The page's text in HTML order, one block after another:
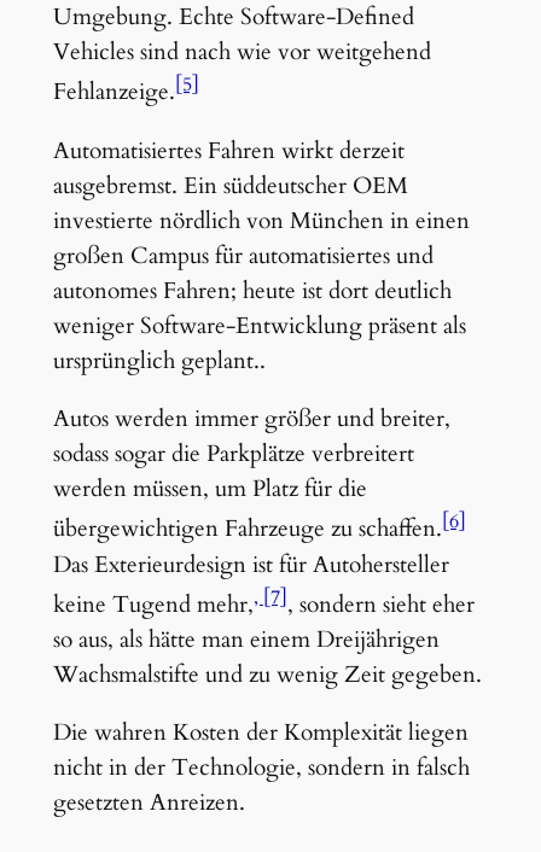
Umgebung. Echte Software-Defined
Vehicles sind nach wie vor weitgehend
Fehlanzeige.[5]
Automatisiertes Fahren wirkt derzeit
ausgebremst. Ein süddeutscher OEM
investierte nördlich von München in einen
großen Campus für automatisiertes und
autonomes Fahren; heute ist dort deutlich
weniger Software-Entwicklung präsent als
ursprünglich geplant..
Autos werden immer größer und breiter,
sodass sogar die Parkplätze verbreitert
werden müssen, um Platz für die
übergewichtigen Fahrzeuge zu schaffen.[6]
Das Exterieurdesign ist für Autohersteller
keine Tugend mehr, [7], sondern sieht eher
so aus, als hätte man einem Dreijährigen
Wachsmalstifte und zu wenig Zeit gegeben.
Die wahren Kosten der Komplexität liegen
nicht in der Technologie, sondern in falsch
gesetzten Anreizen.